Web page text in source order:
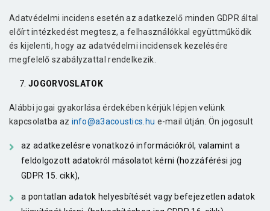
Adatvédelmi incidens esetén az adatkezelő minden GDPR által
előírt intézkedést megtesz, a felhasználókkal együttműködik
és kijelenti, hogy az adatvédelmi incidensek kezelésére
megfelelő szabályzattal rendelkezik.
JOGORVOSLATOK
Alábbi jogai gyakorlása érdekében kérjük lépjen velünk
kapcsolatba az info@a3acoustics.hu e-mail útján. Ön jogosult
az adatkezelésre vonatkozó információkról, valamint a
feldolgozott adatokról másolatot kérni (hozzáférési jog
GDPR 15. cikk),
a pontatlan adatok helyesbítését vagy befejezetlen adatok